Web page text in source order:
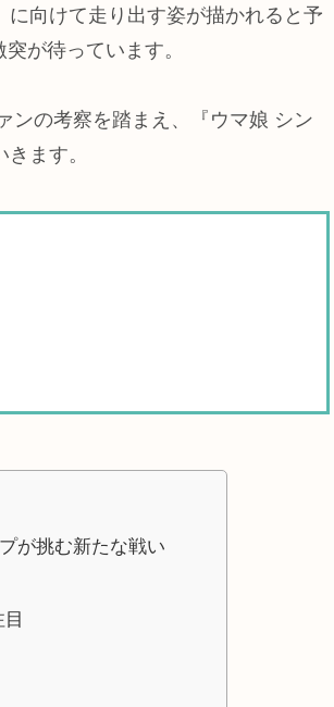
向けて走り出す姿が描かれると予
が待っています。
ンの考察を踏まえ、『ウマ娘 シン
ます。
が挑む新たな戦い